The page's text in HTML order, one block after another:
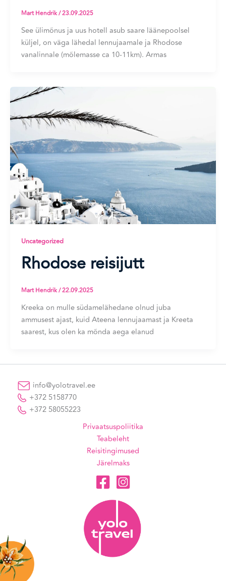
Mart Hendrik/23.09.2025
See ülimõnus ja uus hotell asub saare läänepoolsel
küljel, on väga lähedal lennujaamale ja Rhodose
vanalinnale (mõlemasse ca 10-11km). Armas
Uncategorized
Rhodose reisijutt
Mart Hendrik/22.09.2025
Kreeka on mulle südamelähedane olnud juba
ammusest ajast, kuid Ateena lennujaamast ja Kreeta
saarest, kus olen ka mõnda aega elanud
info@yolotravel.ee
+372 5158770
+372 58055223
Privaatsuspoliitika
Teabeleht
Reisitingimused
Järelmaks